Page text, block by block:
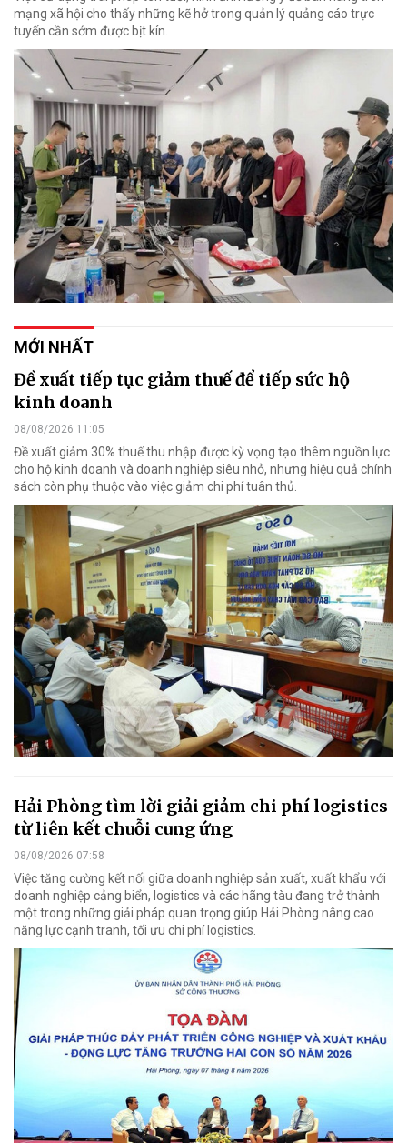
mạng xã hội cho thấy những kẽ hở trong quản lý quảng cáo trực
tuyến cần sớm được bịt kín.
MỚI NHẤT
Đề xuất tiếp tục giảm thuế để tiếp sức hộ
kinh doanh
08/08/2026 11:05
Đề xuất giảm 30% thuế thu nhập được kỳ vọng tạo thêm nguồn lực
cho hộ kinh doanh và doanh nghiệp siêu nhỏ, nhưng hiệu quả chính
sách còn phụ thuộc vào việc giảm chi phí tuân thủ.
Hải Phòng tìm lời giải giảm chi phí logistics
từ liên kết chuỗi cung ứng
08/08/2026 07:58
Việc tăng cường kết nối giữa doanh nghiệp sản xuất, xuất khẩu với
doanh nghiệp cảng biển, logistics và các hãng tàu đang trở thành
một trong những giải pháp quan trọng giúp Hải Phòng nâng cao
năng lực cạnh tranh, tối ưu chi phí logistics.